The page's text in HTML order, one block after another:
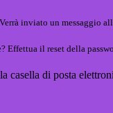
Verrà inviato un messaggio
Effettua il reset della
casella di posta